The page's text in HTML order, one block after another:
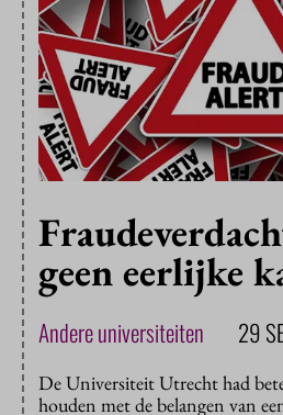
geen eerlijke
Andere universiteiten 29
De Universiteit Utrecht had
houden met de belangen van